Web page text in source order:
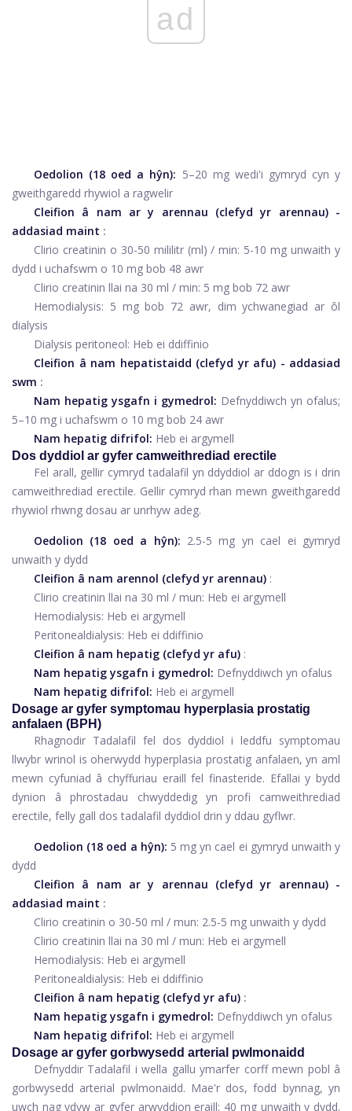
ad
Oedolion (18 oed a hŷn): 5–20 mg wedi'i gymryd cyn y
gweithgaredd rhywiol a ragwelir
Cleifion â nam ar y arennau (clefyd yr arennau) -
addasiad maint :
Clirio creatinin o 30-50 mililitr (ml) / min: 5-10 mg unwaith y
dydd i uchafswm o 10 mg bob 48 awr
Clirio creatinin llai na 30 ml / min: 5 mg bob 72 awr
Hemodialysis: 5 mg bob 72 awr, dim ychwanegiad ar ôl
dialysis
Dialysis peritoneol: Heb ei ddiffinio
Cleifion â nam hepatistaidd (clefyd yr afu) - addasiad
swm :
Nam hepatig ysgafn i gymedrol: Defnyddiwch yn ofalus;
5–10 mg i uchafswm o 10 mg bob 24 awr
Nam hepatig difrifol: Heb ei argymell
Dos dyddiol ar gyfer camweithrediad erectile
Fel arall, gellir cymryd tadalafil yn ddyddiol ar ddogn is i drin
camweithrediad erectile. Gellir cymryd rhan mewn gweithgaredd
rhywiol rhwng dosau ar unrhyw adeg.
Oedolion (18 oed a hŷn): 2.5-5 mg yn cael ei gymryd
unwaith y dydd
Cleifion â nam arennol (clefyd yr arennau) :
Clirio creatinin llai na 30 ml / mun: Heb ei argymell
Hemodialysis: Heb ei argymell
Peritonealdialysis: Heb ei ddiffinio
Cleifion â nam hepatig (clefyd yr afu) :
Nam hepatig ysgafn i gymedrol: Defnyddiwch yn ofalus
Nam hepatig difrifol: Heb ei argymell
Dosage ar gyfer symptomau hyperplasia prostatig
anfalaen (BPH)
Rhagnodir Tadalafil fel dos dyddiol i leddfu symptomau
llwybr wrinol is oherwydd hyperplasia prostatig anfalaen, yn aml
mewn cyfuniad â chyffuriau eraill fel finasteride. Efallai y bydd
dynion â phrostadau chwyddedig yn profi camweithrediad
erectile, felly gall dos tadalafil dyddiol drin y ddau gyflwr.
Oedolion (18 oed a hŷn): 5 mg yn cael ei gymryd unwaith y
dydd
Cleifion â nam ar y arennau (clefyd yr arennau) -
addasiad maint :
Clirio creatinin o 30-50 ml / mun: 2.5-5 mg unwaith y dydd
Clirio creatinin llai na 30 ml / mun: Heb ei argymell
Hemodialysis: Heb ei argymell
Peritonealdialysis: Heb ei ddiffinio
Cleifion â nam hepatig (clefyd yr afu) :
Nam hepatig ysgafn i gymedrol: Defnyddiwch yn ofalus
Nam hepatig difrifol: Heb ei argymell
Dosage ar gyfer gorbwysedd arterial pwlmonaidd
Defnyddir Tadalafil i wella gallu ymarfer corff mewn pobl â
gorbwysedd arterial pwlmonaidd. Mae'r dos, fodd bynnag, yn
uwch nag ydyw ar gyfer arwyddion eraill: 40 mg unwaith y dydd.